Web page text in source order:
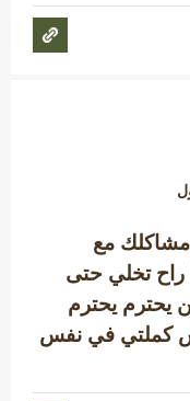
مشاكلك مع
راح تخلي حتى
يحترم يحترم
كملتي في نفس